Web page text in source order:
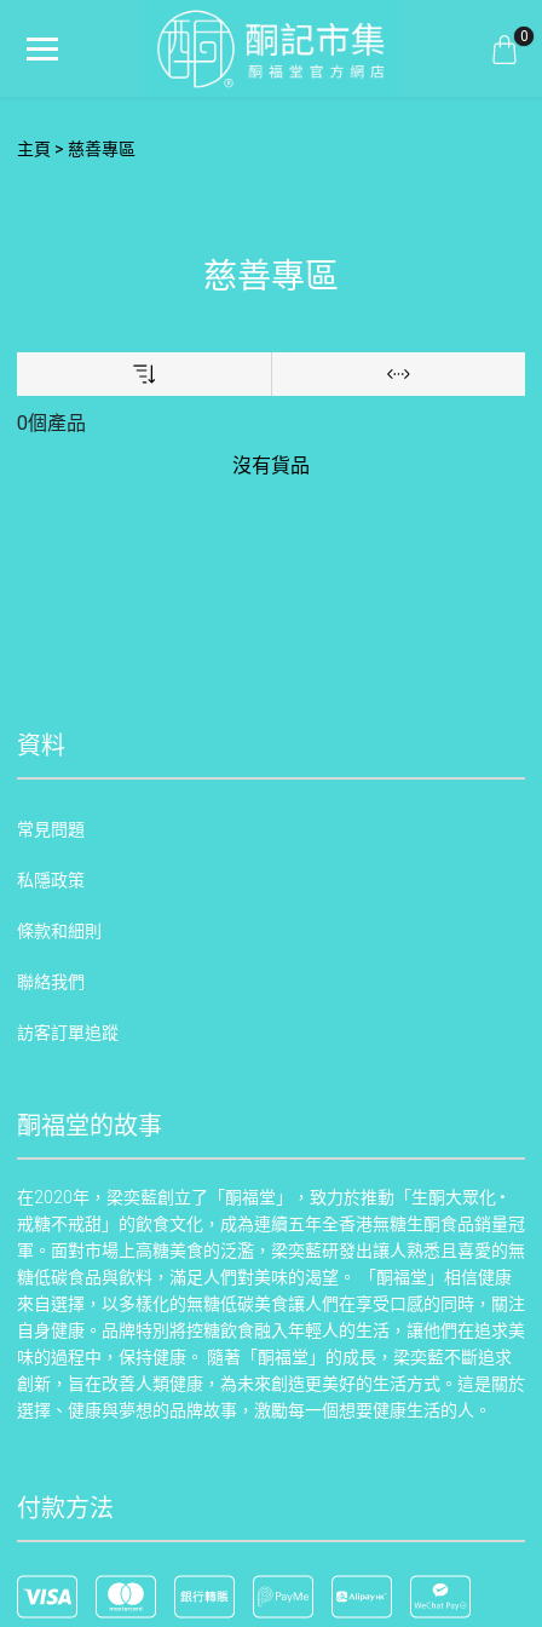
0
主頁 慈善專區
慈善專區
0個產品
沒有貨品
資料
常見問題
私隱政策
條款和細則
聯絡我們
訪客訂單追蹤
酮福堂的故事
在2020年，梁奕藍創立了「酮福堂」，致力於推動「生酮大眾化 •
戒糖不戒甜」的飲食文化，成為連續五年全香港無糖生酮食品銷量冠
軍。面對市場上高糖美食的泛濫，梁奕藍研發出讓人熟悉且喜愛的無
糖低碳食品與飲料，滿足人們對美味的渴望。 「酮福堂」相信健康
來自選擇，以多樣化的無糖低碳美食讓人們在享受口感的同時，關注
自身健康。品牌特別將控糖飲食融入年輕人的生活，讓他們在追求美
味的過程中，保持健康。 隨著「酮福堂」的成長，梁奕藍不斷追求
創新，旨在改善人類健康，為未來創造更美好的生活方式。這是關於
選擇、健康與夢想的品牌故事，激勵每一個想要健康生活的人。
付款方法